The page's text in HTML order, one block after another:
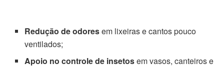
Redução de odoresem lixeiras e cantos pouco
ventilados;
Apoio no controle de insetosem vasos, canteiros e